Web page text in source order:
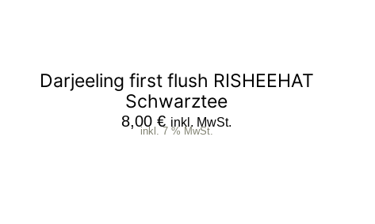
Darjeeling first flush RISHEEHAT
Schwarztee
8,00 € inkl. MwSt.
inkl. 7 % MwSt.